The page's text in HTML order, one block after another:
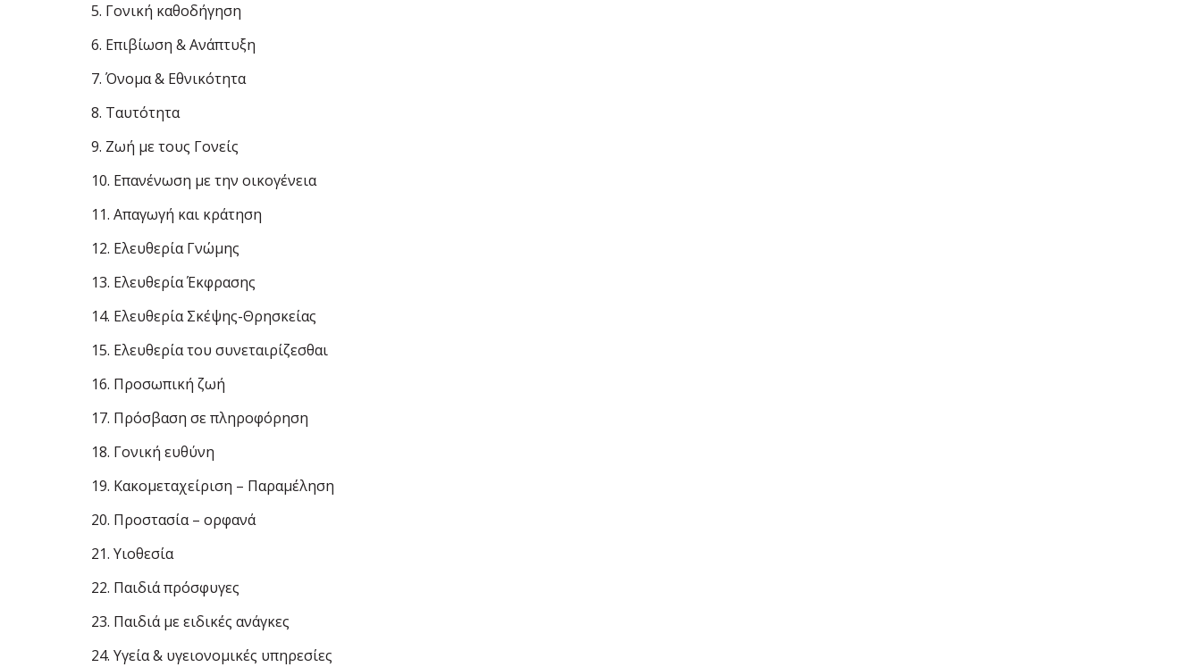
5. Γονική καθοδήγηση
6. Επιβίωση & Ανάπτυξη
7. Όνοµα & Εθνικότητα
8. Ταυτότητα
9. Ζωή µε τους Γονείς
10. Επανένωση µε την οικογένεια
11. Απαγωγή και κράτηση
12. Ελευθερία Γνώµης
13. Ελευθερία Έκφρασης
14. Ελευθερία Σκέψης-Θρησκείας
15. Ελευθερία του συνεταιρίζεσθαι
16. Προσωπική ζωή
17. Πρόσβαση σε πληροφόρηση
18. Γονική ευθύνη
19. Κακοµεταχείριση – Παραµέληση
20. Προστασία – ορφανά
21. Υιοθεσία
22. Παιδιά πρόσφυγες
23. Παιδιά µε ειδικές ανάγκες
24. Υγεία & υγειονοµικές υπηρεσίες